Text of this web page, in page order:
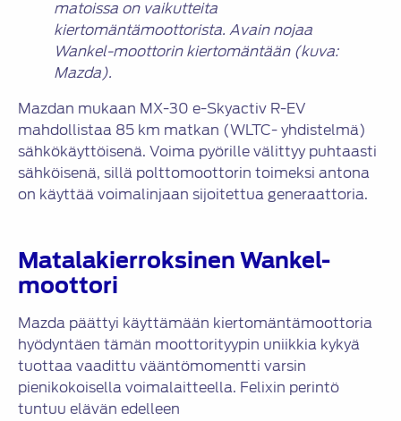
matoissa on vaikutteita
kiertomäntämoottorista. Avain nojaa
Wankel-moottorin kiertomäntään (kuva:
Mazda).
Mazdan mukaan MX-30 e-Skyactiv R-EV
mahdollistaa 85 km matkan (WLTC- yhdistelmä)
sähkökäyttöisenä. Voima pyörille välittyy puhtaasti
sähköisenä, sillä polttomoottorin toimeksi antona
on käyttää voimalinjaan sijoitettua generaattoria.
Matalakierroksinen Wankel-
moottori
Mazda päättyi käyttämään kiertomäntämoottoria
hyödyntäen tämän moottorityypin uniikkia kykyä
tuottaa vaadittu vääntömomentti varsin
pienikokoisella voimalaitteella. Felixin perintö
tuntuu elävän edelleen